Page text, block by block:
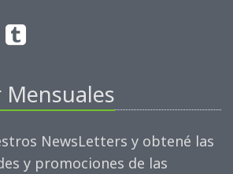
NewsLetters y obtené las
y promociones de las